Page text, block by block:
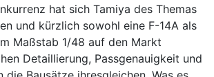
hat sich Tamiya des Themas
und kürzlich sowohl eine F-14A als
Maßstab 1/48 auf den Markt
Detaillierung, Passgenauigkeit und